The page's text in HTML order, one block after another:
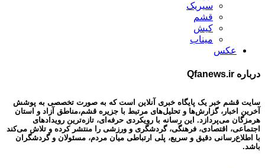
سیریک
قشم
کیش
میناب
عکس
درباره Qfanews.ir
سایت قشم خبر یک پایگاه خبری آنلاین است که به صورت تخصصی به پوشش
آخرین اخبار، گزارش‌ها و تحلیل‌های مرتبط با جزیره قشم،مناطق آزاد و استان
هرمزگان می‌پردازد. این رسانه با رویکردی حرفه‌ای، تازه‌ترین رویدادهای
اجتماعی، اقتصادی، فرهنگی، گردشگری و ورزشی را منتشر کرده و تلاش می‌کند
با اطلاع‌رسانی دقیق و سریع، پلی ارتباطی میان مردم، مسئولان و گردشگران
باشد.